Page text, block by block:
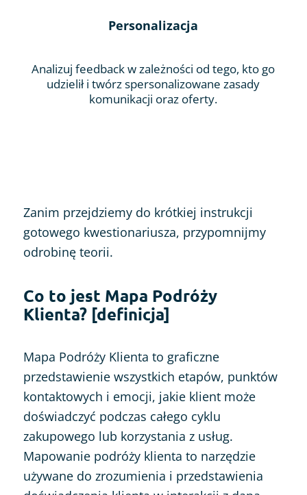
Personalizacja
Analizuj feedback w zależności od tego, kto go
udzielił i twórz spersonalizowane zasady
komunikacji oraz oferty.
Zanim przejdziemy do krótkiej instrukcji
gotowego kwestionariusza, przypomnijmy
odrobinę teorii.
Co to jest Mapa Podróży
Klienta? [definicja]
Mapa Podróży Klienta to graficzne
przedstawienie wszystkich etapów, punktów
kontaktowych i emocji, jakie klient może
doświadczyć podczas całego cyklu
zakupowego lub korzystania z usług.
Mapowanie podróży klienta to narzędzie
używane do zrozumienia i przedstawienia